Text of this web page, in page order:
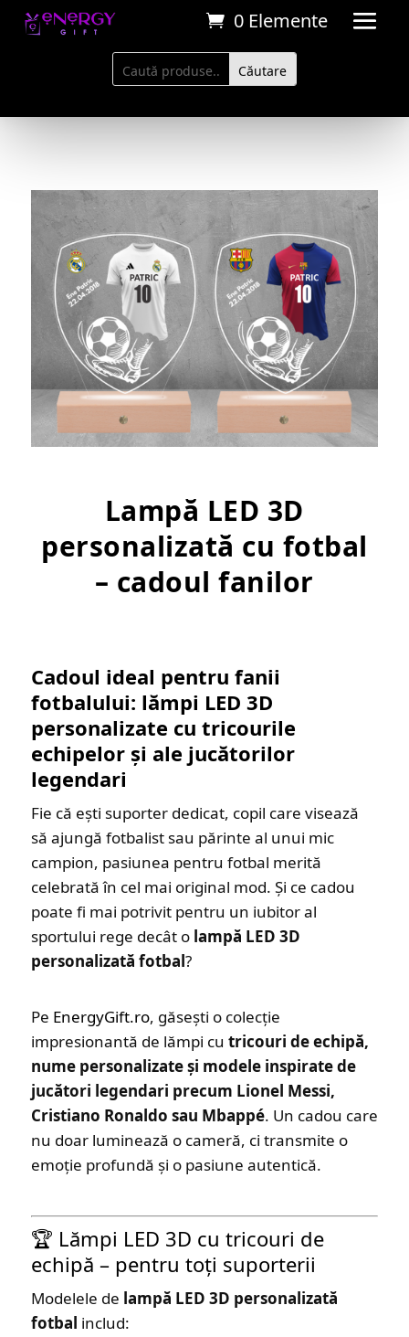
0 Elemente
Lampă LED 3D
personalizată cu fotbal
– cadoul fanilor
Cadoul ideal pentru fanii
fotbalului: lămpi LED 3D
personalizate cu tricourile
echipelor și ale jucătorilor
legendari
Fie că ești suporter dedicat, copil care visează
să ajungă fotbalist sau părinte al unui mic
campion, pasiunea pentru fotbal merită
celebrată în cel mai original mod. Și ce cadou
poate fi mai potrivit pentru un iubitor al
sportului rege decât o lampă LED 3D
personalizată fotbal?
Pe EnergyGift.ro, găsești o colecție
impresionantă de lămpi cu tricouri de echipă,
nume personalizate și modele inspirate de
jucători legendari precum Lionel Messi,
Cristiano Ronaldo sau Mbappé. Un cadou care
nu doar luminează o cameră, ci transmite o
emoție profundă și o pasiune autentică.
🏆 Lămpi LED 3D cu tricouri de
echipă – pentru toți suporterii
Modelele de lampă LED 3D personalizată
fotbal includ: